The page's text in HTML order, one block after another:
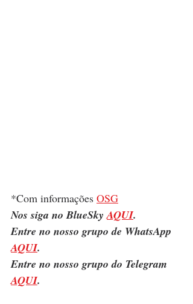
*Com informações OSG
Nos siga no BlueSky AQUI.
Entre no nosso grupo de WhatsApp
AQUI.
Entre no nosso grupo do Telegram
AQUI.